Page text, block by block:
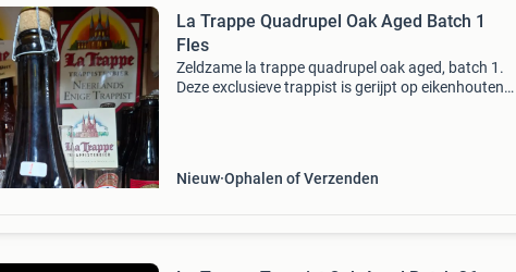
La Trappe Quadrupel Oak Aged Batch 1
Fles
Zeldzame la trappe quadrupel oak aged, batch 1.
Deze exclusieve trappist is gerijpt op eikenhouten
Nieuw Ophalen of Verzenden